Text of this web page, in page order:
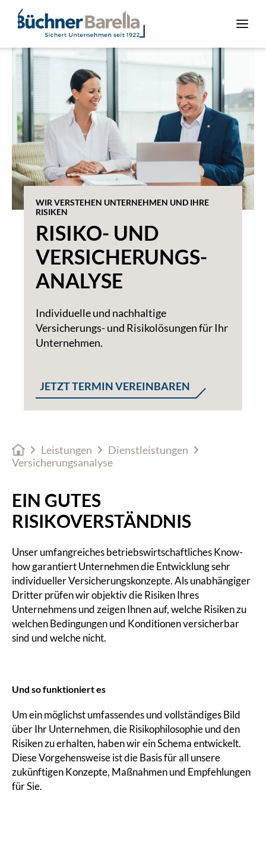
WIR VERSTEHEN UNTERNEHMEN UND IHRE
RISIKEN
RISIKO- UND
VERSICHERUNGS­
ANALYSE
Individuelle und nachhaltige
Versicherungs- und Risikolösungen für Ihr
Unternehmen.
JETZT TERMIN VEREINBAREN
Leistungen
Dienstleistungen
Versicherungsanalyse
EIN GUTES
RISIKOVERSTÄNDNIS
Unser umfangreiches betriebswirtschaftliches Know-
how garantiert Unternehmen die Entwicklung sehr
individueller Versicherungskonzepte. Als unabhängiger
Dritter prüfen wir objektiv die Risiken Ihres
Unternehmens und zeigen Ihnen auf, welche Risiken zu
welchen Bedingungen und Konditionen versicherbar
sind und welche nicht.
Und so funktioniert es
Um ein möglichst umfassendes und vollständiges Bild
über Ihr Unternehmen, die Risikophilosophie und den
Risiken zu erhalten, haben wir ein Schema entwickelt.
Diese Vorgehensweise ist die Basis für all unsere
zukünftigen Konzepte, Maßnahmen und Empfehlungen
für Sie.